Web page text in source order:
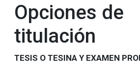
Opciones de
titulación
TESIS O TESINA Y EXAMEN